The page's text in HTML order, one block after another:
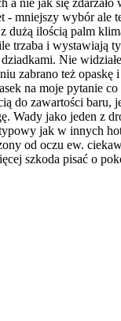
a nie jak się
- mniejszy wybór ale
dużą ilością palm
trzaba i wystawiają
Nie
zabrano też opaskę
na moje pytanie
do zawartości baru,
Wady jako jeden z
jak w innych
od oczu ew.
szkoda pisać o